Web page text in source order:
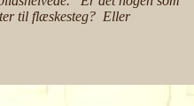
til flæskesteg? Eller